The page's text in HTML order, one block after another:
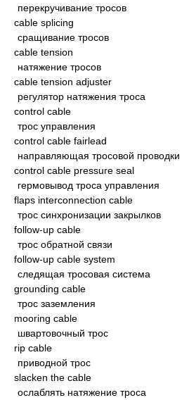
перекручивание тросов
cable splicing
сращивание тросов
cable tension
натяжение тросов
cable tension adjuster
регулятор натяжения троса
control cable
трос управления
control cable fairlead
направляющая тросовой проводки
control cable pressure seal
гермовывод троса управления
flaps interconnection cable
трос синхронизации закрылков
follow-up cable
трос обратной связи
follow-up cable system
следящая тросовая система
grounding cable
трос заземления
mooring cable
швартовочный трос
rip cable
приводной трос
slacken the cable
ослаблять натяжение троса